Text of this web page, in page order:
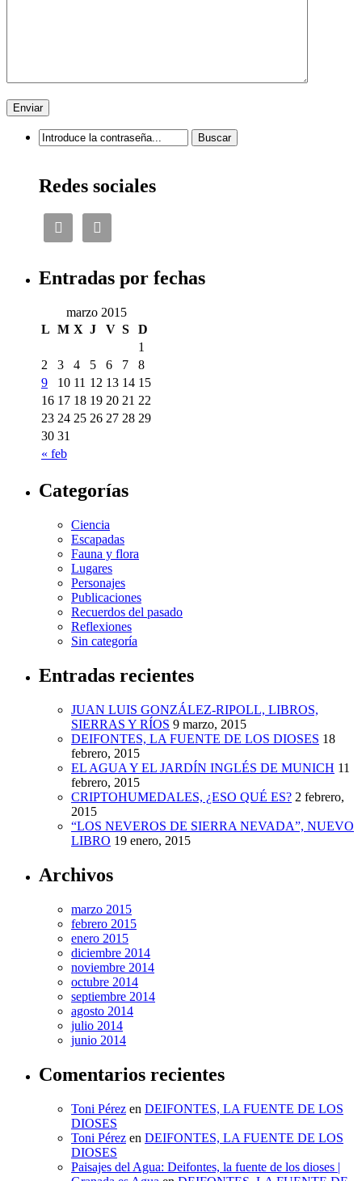
Redes sociales
 
Entradas por fechas
marzo 2015
L M X J V S D
« feb
1
2
3 4 5 6 7
8
9
10 11 12 13 14 15
16 17 18 19 20 21 22
23 24 25 26 27 28 29
30 31
Categorías
Ciencia
Escapadas
Fauna y flora
Lugares
Personajes
Publicaciones
Recuerdos del pasado
Reflexiones
Sin categoría
Entradas recientes
JUAN LUIS GONZÁLEZ-RIPOLL, LIBROS,
SIERRAS Y RÍOS 9 marzo, 2015
DEIFONTES, LA FUENTE DE LOS DIOSES 18
febrero, 2015
EL AGUA Y EL JARDÍN INGLÉS DE MUNICH 11
febrero, 2015
CRIPTOHUMEDALES, ¿ESO QUÉ ES? 2 febrero,
2015
“LOS NEVEROS DE SIERRA NEVADA”, NUEVO
LIBRO 19 enero, 2015
Archivos
marzo 2015
febrero 2015
enero 2015
diciembre 2014
noviembre 2014
octubre 2014
septiembre 2014
agosto 2014
julio 2014
junio 2014
Comentarios recientes
Toni Pérez en DEIFONTES, LA FUENTE DE LOS
DIOSES
Toni Pérez en DEIFONTES, LA FUENTE DE LOS
DIOSES
Paisajes del Agua: Deifontes, la fuente de los dioses |